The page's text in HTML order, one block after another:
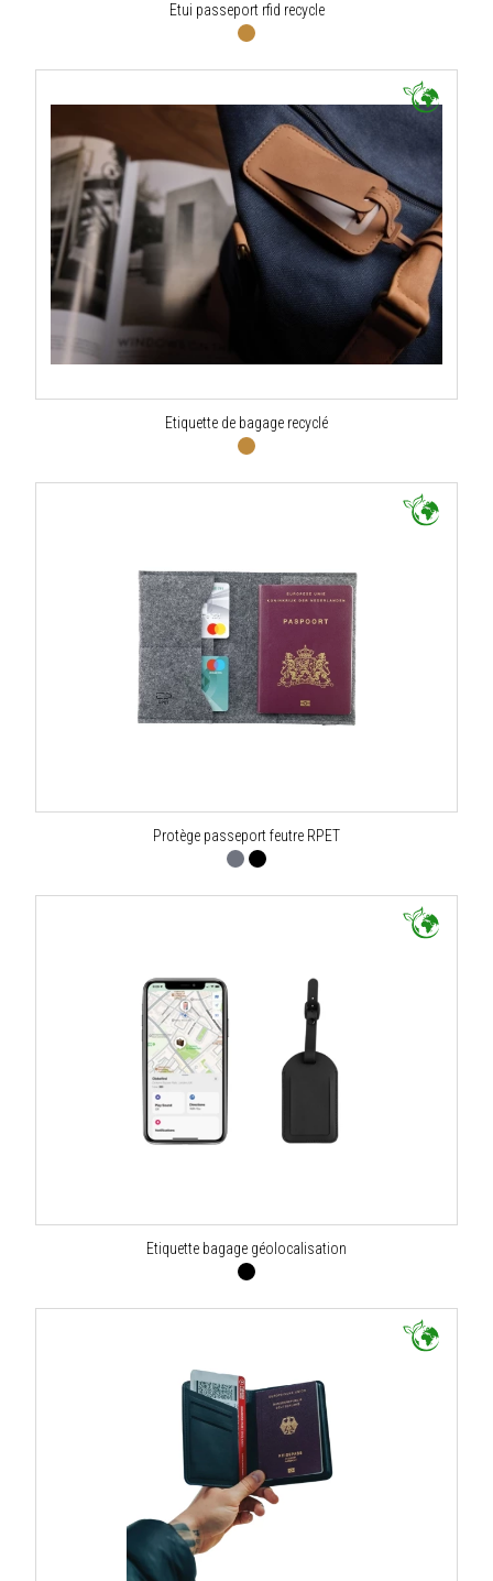
Etui passeport rfid recycle
Etiquette de bagage recyclé
Protège passeport feutre RPET
Etiquette bagage géolocalisation